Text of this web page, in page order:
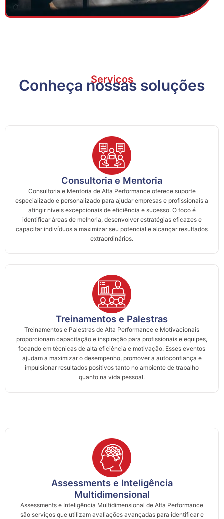
Serviços
Conheça nossas soluções
Consultoria e Mentoria
Consultoria e Mentoria de Alta Performance oferece suporte
especializado e personalizado para ajudar empresas e profissionais a
atingir níveis excepcionais de eficiência e sucesso. O foco é
identificar áreas de melhoria, desenvolver estratégias eficazes e
capacitar indivíduos a maximizar seu potencial e alcançar resultados
extraordinários.
Treinamentos e Palestras
Treinamentos e Palestras de Alta Performance e Motivacionais
proporcionam capacitação e inspiração para profissionais e equipes,
focando em técnicas de alta eficiência e motivação. Esses eventos
ajudam a maximizar o desempenho, promover a autoconfiança e
impulsionar resultados positivos tanto no ambiente de trabalho
quanto na vida pessoal.
Assessments e Inteligência
Multidimensional
Assessments e Inteligência Multidimensional de Alta Performance
são serviços que utilizam avaliações avançadas para identificar e